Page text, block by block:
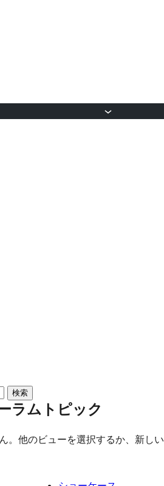
ラムトピック
。他のビューを選択するか、新しい